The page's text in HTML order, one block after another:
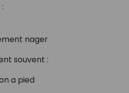
nager
souvent :
a pied